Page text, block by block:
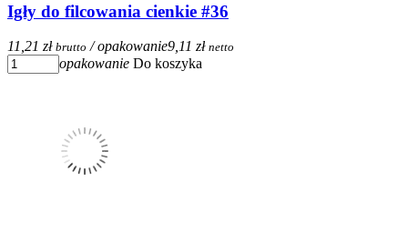
Igły do filcowania cienkie #36
11,21 zł brutto / opakowanie9,11 zł netto
opakowanie Do koszyka